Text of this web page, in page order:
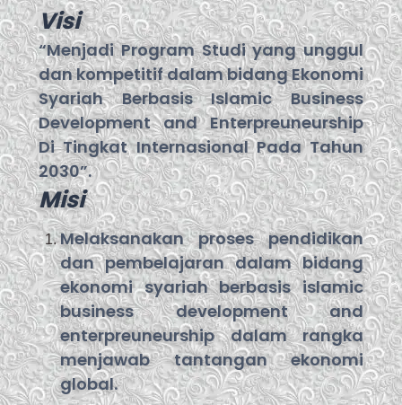
Visi
“Menjadi Program Studi yang unggul
dan kompetitif dalam bidang Ekonomi
Syariah Berbasis Islamic Business
Development and Enterpreuneurship
Di Tingkat Internasional Pada Tahun
2030”.
Misi
Melaksanakan proses pendidikan
dan pembelajaran dalam bidang
ekonomi syariah berbasis islamic
business development and
enterpreuneurship dalam rangka
menjawab tantangan ekonomi
global.